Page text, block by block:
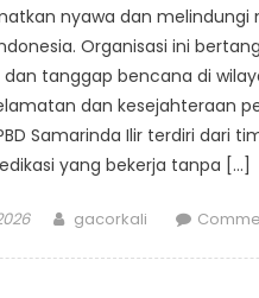
nyawa dan melindungi
Organisasi ini
tanggap bencana di
dan kesejahteraan
Samarinda Ilir terdiri dari
yang bekerja tanpa […]
Author
gacorkali